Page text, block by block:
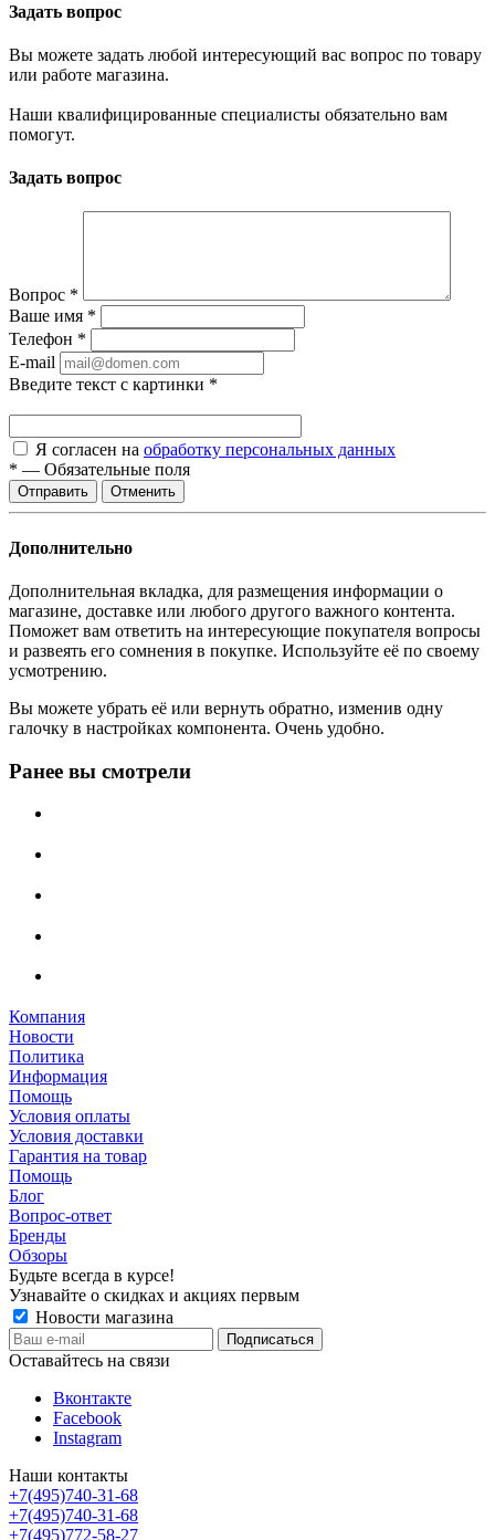
Задать вопрос
Вы можете задать любой интересующий вас вопрос по товару
или работе магазина.
Наши квалифицированные специалисты обязательно вам
помогут.
Задать вопрос
Вопрос *
Ваше имя *
Телефон *
E-mail
Введите текст с картинки *
Я согласен на обработку персональных данных
* — Обязательные поля
Отменить
Дополнительно
Дополнительная вкладка, для размещения информации о
магазине, доставке или любого другого важного контента.
Поможет вам ответить на интересующие покупателя вопросы
и развеять его сомнения в покупке. Используйте её по своему
усмотрению.
Вы можете убрать её или вернуть обратно, изменив одну
галочку в настройках компонента. Очень удобно.
Ранее вы смотрели
Компания
Новости
Политика
Информация
Помощь
Условия оплаты
Условия доставки
Гарантия на товар
Помощь
Блог
Вопрос-ответ
Бренды
Обзоры
Будьте всегда в курсе!
Узнавайте о скидках и акциях первым
Новости магазина
Оставайтесь на связи
Вконтакте
Facebook
Instagram
Наши контакты
+7(495)740-31-68
+7(495)740-31-68
+7(495)772-58-27